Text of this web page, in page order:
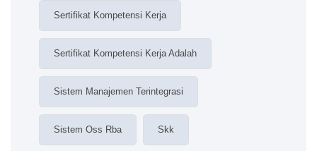
Sertifikat Kompetensi Kerja
Sertifikat Kompetensi Kerja Adalah
Sistem Manajemen Terintegrasi
Sistem Oss Rba Skk